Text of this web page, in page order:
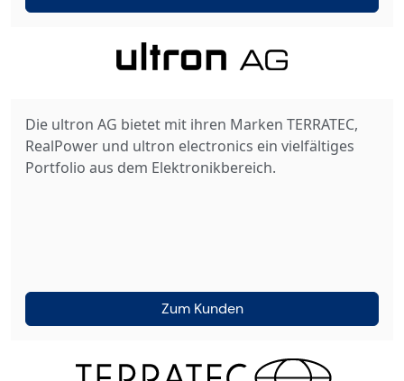
Die ultron AG bietet mit ihren Marken TERRATEC,
RealPower und ultron electronics ein vielfältiges
Portfolio aus dem Elektronikbereich.
Zum Kunden